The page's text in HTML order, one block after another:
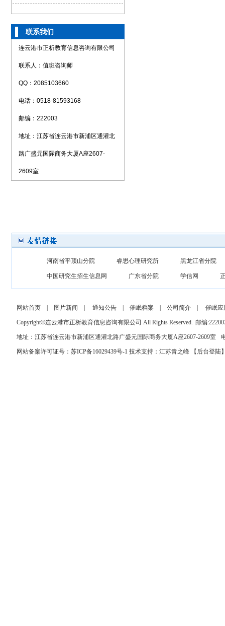
联系我们
连云港市正析教育信息咨询有限公司
联系人：值班咨询师
QQ：2085103660
电话：0518-81593168
邮编：222003
地址：江苏省连云港市新浦区通灌北
路广盛元国际商务大厦A座2607-
2609室
河南省平顶山分院 睿思心理研究所 黑龙江省分院
中国研究生招生信息网 广东省分院 学信网
网站首页| 图片新闻 通知公告| 催眠档案 公司简介| 催眠应
Copyright©连云港市正析教育信息咨询有限公司 All Rights Reserved. 邮编
地址：江苏省连云港市新浦区通灌北路广盛元国际商务大厦A座2607-2609室
网站备案许可证号：苏ICP备16029439号-1 技术支持： 江苏青之峰 【 后台登陆